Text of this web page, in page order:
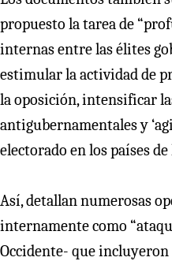
propuesto la tarea de
internas entre las élites
estimular la actividad de
la oposición, intensificar
antigubernamentales y
electorado en los países
Así, detallan numerosas
internamente como
Occidente- que